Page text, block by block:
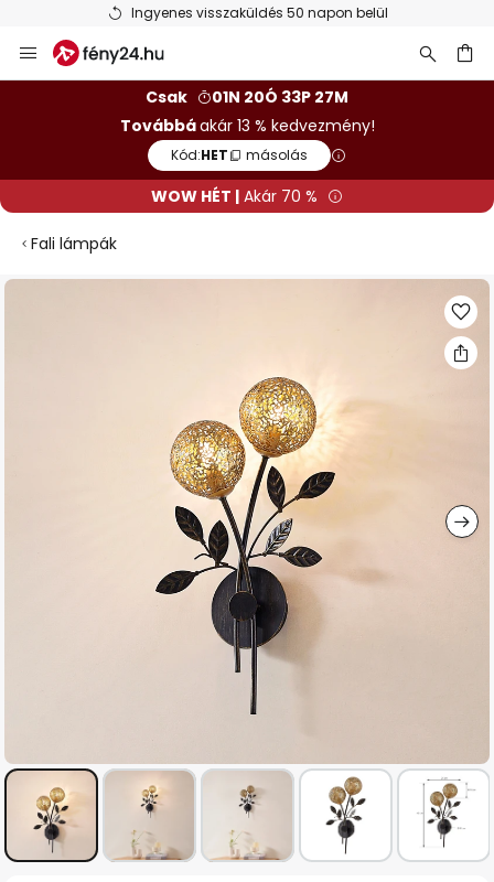
Ingyenes visszaküldés 50 napon belül
Ugrás
a
Csak
01N 20Ó 33P 27M
Továbbáakár 13 % kedvezmény!
Kód:HET másolás
WOW HÉT | Akár 70 %
Fali lámpák
Ugrás